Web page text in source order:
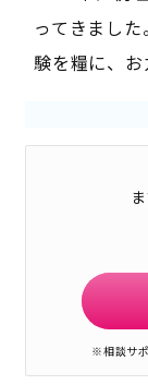
ってきまし
験を糧に、お
※相談サ